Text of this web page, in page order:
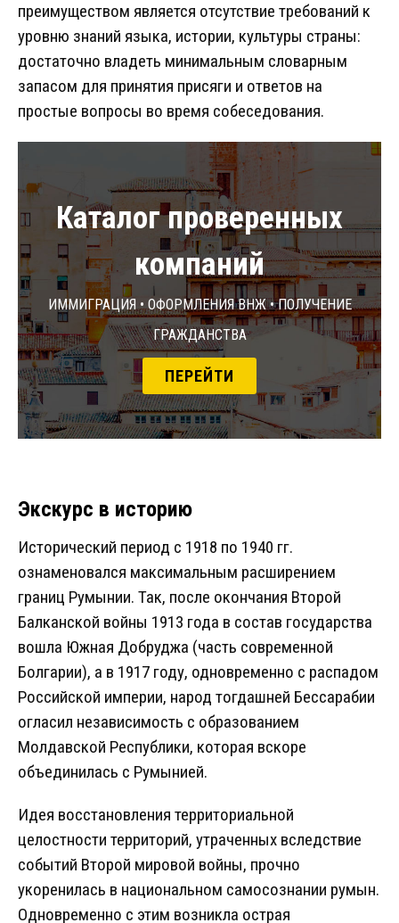
преимуществом является отсутствие требований к
уровню знаний языка, истории, культуры страны:
достаточно владеть минимальным словарным
запасом для принятия присяги и ответов на
простые вопросы во время собеседования.
Каталог проверенных
компаний
Иммиграция • Оформления ВНЖ • Получение
гражданства
ПЕРЕЙТИ
Экскурс в историю
Исторический период с 1918 по 1940 гг.
ознаменовался максимальным расширением
границ Румынии. Так, после окончания Второй
Балканской войны 1913 года в состав государства
вошла Южная Добруджа (часть современной
Болгарии), а в 1917 году, одновременно с распадом
Российской империи, народ тогдашней Бессарабии
огласил независимость с образованием
Молдавской Республики, которая вскоре
объединилась с Румынией.
Идея восстановления территориальной
целостности территорий, утраченных вследствие
событий Второй мировой войны, прочно
укоренилась в национальном самосознании румын.
Одновременно с этим возникла острая